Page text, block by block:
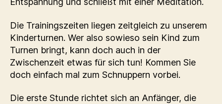
Die Trainingszeiten liegen zeitgleich zu unserem
Kinderturnen. Wer also sowieso sein Kind zum
Turnen bringt, kann doch auch in der
Zwischenzeit etwas für sich tun! Kommen Sie
doch einfach mal zum Schnuppern vorbei.
Die erste Stunde richtet sich an Anfänger, die